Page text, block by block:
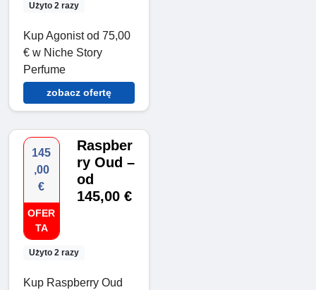
Użyto 2 razy
Kup Agonist od 75,00
€ w Niche Story
Perfume
zobacz ofertę
145
,00
€
OFER
TA
Użyto 2 razy
Raspber
ry Oud –
od
145,00 €
Kup Raspberry Oud